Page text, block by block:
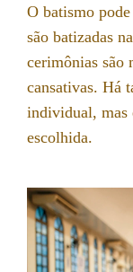
O batismo
são batizadas
cerimônias são
cansativas. Há
individual, mas
escolhida.